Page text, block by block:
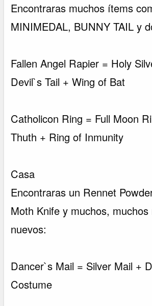
Encontraras muchos ítems
MINIMEDAL, BUNNY TAIL y
Fallen Angel Rapier = Holy
Devil`s Tail + Wing of Bat
Catholicon Ring = Full Moon
Thuth + Ring of Inmunity
Casa
Encontraras un Rennet
Moth Knife y muchos, muchos
nuevos:
Dancer`s Mail = Silver Mail +
Costume